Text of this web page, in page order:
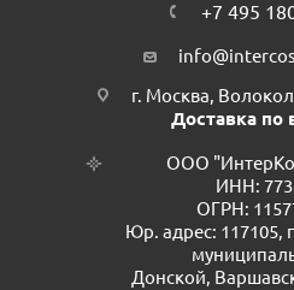
+7 495
г. Москва,
Доставка по
ООО
ИНН:
ОГРН:
Юр. адрес: 117105,
Донской,